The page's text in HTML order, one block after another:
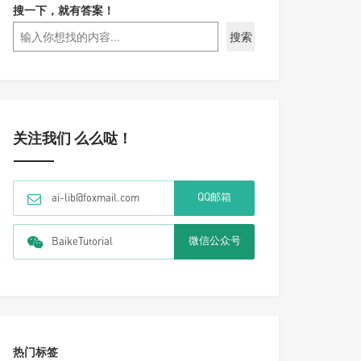
搜一下，就有答案！
搜索
关注我们 么么哒！
ai-lib@foxmail.com QQ邮箱
BaikeTutorial 微信公众号
热门标签